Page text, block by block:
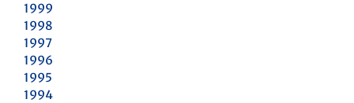
1999
1998
1997
1996
1995
1994